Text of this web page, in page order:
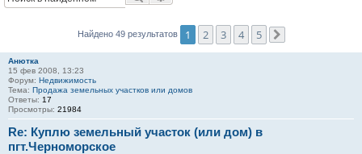
Найдено 49 результатов 1 2 3 4 5
Анютка
15 фев 2008, 13:23
Форум: Недвижимость
Тема: Продажа земельных участков или домов
Ответы: 17
Просмотры: 21984
Re: Куплю земельный участок (или дом) в
пгт.Черноморское